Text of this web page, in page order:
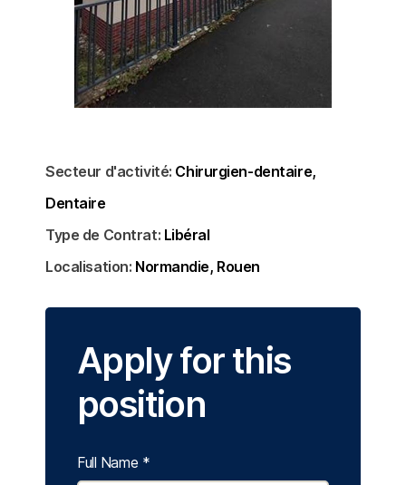
Secteur d'activité: Chirurgien-dentaire
Dentaire
Type de Contrat: Libéral
Localisation: Normandie Rouen
Apply for this
position
Full Name *